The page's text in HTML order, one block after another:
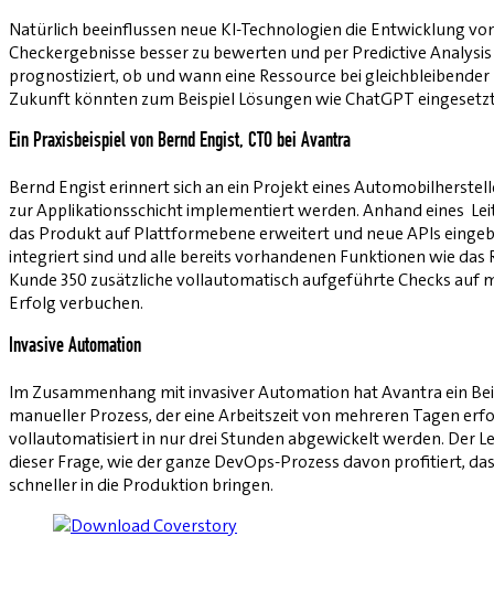
Natürlich beeinflussen neue KI-Technologien die Entwicklung
Checkergebnisse besser zu bewerten und per Predictive
prognostiziert, ob und wann eine Ressource bei
Zukunft könnten zum Beispiel Lösungen wie ChatGPT
Ein Praxisbeispiel von Bernd Engist, CTO bei Avantra
Bernd Engist erinnert sich an ein Projekt eines
zur Applikationsschicht implementiert werden. Anhand eines
das Produkt auf Plattformebene erweitert und neue APIs
integriert sind und alle bereits vorhandenen Funktionen wie
Kunde 350 zusätzliche vollautomatisch aufgeführte Checks auf
Erfolg verbuchen.
Invasive Automation
Im Zusammenhang mit invasiver Automation hat Avantra ein
manueller Prozess, der eine Arbeitszeit von mehreren Tagen
vollautomatisiert in nur drei Stunden abgewickelt werden. Der
dieser Frage, wie der ganze DevOps-Prozess davon profitiert,
schneller in die Produktion bringen.